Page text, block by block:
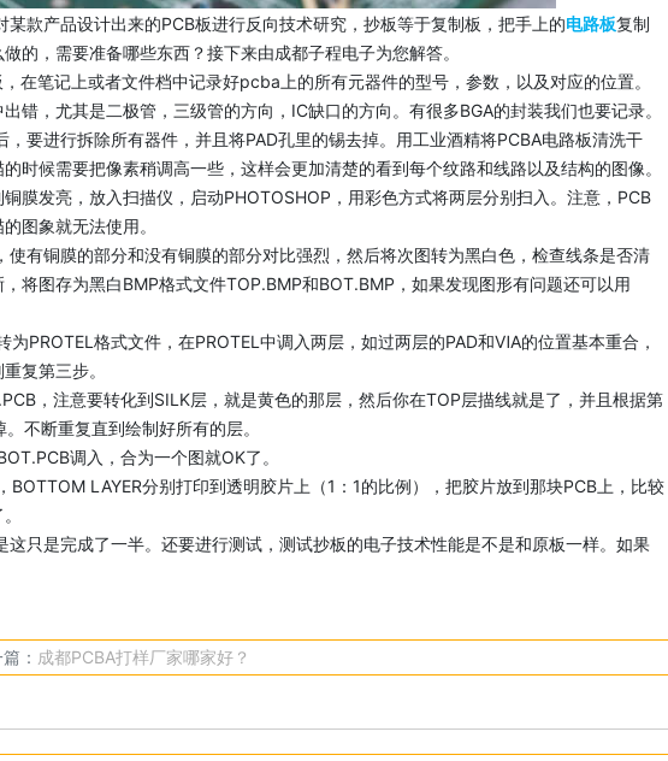
款产品设计出来的PCB板进行反向技术研究，抄板等于复制板，把手上的电路板复制
的，需要准备哪些东西？接下来由成都子程电子为您解答。
在笔记上或者文件档中记录好pcba上的所有元器件的型号，参数，以及对应的位置。
错，尤其是二极管，三级管的方向，IC缺口的方向。有很多BGA的封装我们也要记录。
要进行拆除所有器件，并且将PAD孔里的锡去掉。用工业酒精将PCBA电路板清洗干
时候需要把像素稍调高一些，这样会更加清楚的看到每个纹路和线路以及结构的图像。
膜发亮，放入扫描仪，启动PHOTOSHOP，用彩色方式将两层分别扫入。注意，PCB
图象就无法使用。
有铜膜的部分和没有铜膜的部分对比强烈，然后将次图转为黑白色，检查线条是否清
将图存为黑白BMP格式文件TOP.BMP和BOT.BMP，如果发现图形有问题还可以用
PROTEL格式文件，在PROTEL中调入两层，如过两层的PAD和ⅥA的位置基本重合，
复第三步。
，注意要转化到SILK层，就是黄色的那层，然后你在TOP层描线就是了，并且根据第
不断重复直到绘制好所有的层。
调入，合为一个图就OK了。
BOTTOM LAYER分别打印到透明胶片上（1：1的比例），把胶片放到那块PCB上，比较
只是完成了一半。还要进行测试，测试抄板的电子技术性能是不是和原板一样。如果
： 成都PCBA打样厂家哪家好？